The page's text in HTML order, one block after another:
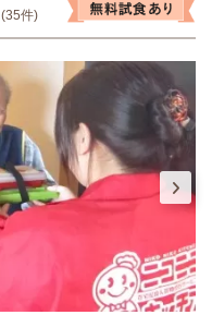
(35件)